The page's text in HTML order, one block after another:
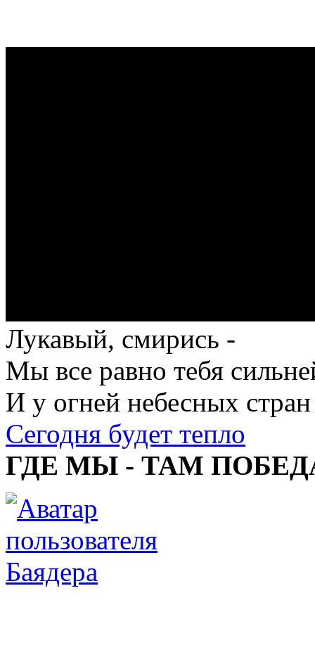
Лукавый, смирись -
Мы все равно тебя
И у огней небесных стран
Сегодня будет тепло
ГДЕ МЫ - ТАМ
Баядера